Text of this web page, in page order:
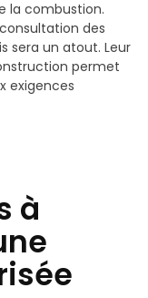
la combustion.
des
sera un atout. Leur
permet
exigences
à